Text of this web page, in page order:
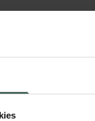
med Burt´s Bees